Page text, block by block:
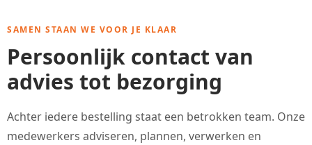
SAMEN STAAN WE VOOR JE KLAAR
Persoonlijk contact van
advies tot bezorging
Achter iedere bestelling staat een betrokken team. Onze
medewerkers adviseren, plannen, verwerken en